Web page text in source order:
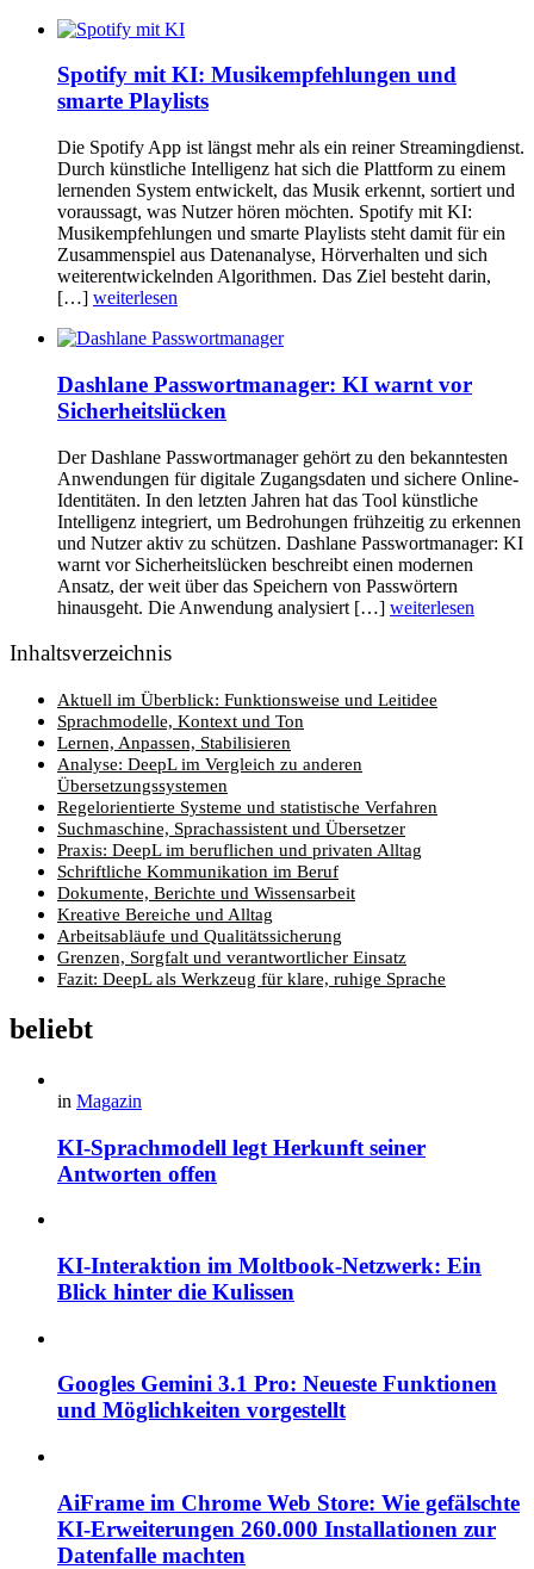
Spotify mit KI: Musikempfehlungen und
smarte Playlists
Die Spotify App ist längst mehr als ein reiner Streamingdienst.
Durch künstliche Intelligenz hat sich die Plattform zu einem
lernenden System entwickelt, das Musik erkennt, sortiert und
voraussagt, was Nutzer hören möchten. Spotify mit KI:
Musikempfehlungen und smarte Playlists steht damit für ein
Zusammenspiel aus Datenanalyse, Hörverhalten und sich
weiterentwickelnden Algorithmen. Das Ziel besteht darin,
[…] weiterlesen
Dashlane Passwortmanager: KI warnt vor
Sicherheitslücken
Der Dashlane Passwortmanager gehört zu den bekanntesten
Anwendungen für digitale Zugangsdaten und sichere Online-
Identitäten. In den letzten Jahren hat das Tool künstliche
Intelligenz integriert, um Bedrohungen frühzeitig zu erkennen
und Nutzer aktiv zu schützen. Dashlane Passwortmanager: KI
warnt vor Sicherheitslücken beschreibt einen modernen
Ansatz, der weit über das Speichern von Passwörtern
hinausgeht. Die Anwendung analysiert […] weiterlesen
Inhaltsverzeichnis
Aktuell im Überblick: Funktionsweise und Leitidee
Sprachmodelle, Kontext und Ton
Lernen, Anpassen, Stabilisieren
Analyse: DeepL im Vergleich zu anderen
Übersetzungssystemen
Regelorientierte Systeme und statistische Verfahren
Suchmaschine, Sprachassistent und Übersetzer
Praxis: DeepL im beruflichen und privaten Alltag
Schriftliche Kommunikation im Beruf
Dokumente, Berichte und Wissensarbeit
Kreative Bereiche und Alltag
Arbeitsabläufe und Qualitätssicherung
Grenzen, Sorgfalt und verantwortlicher Einsatz
Fazit: DeepL als Werkzeug für klare, ruhige Sprache
beliebt
in Magazin
KI-Sprachmodell legt Herkunft seiner
Antworten offen
KI-Interaktion im Moltbook-Netzwerk: Ein
Blick hinter die Kulissen
Googles Gemini 3.1 Pro: Neueste Funktionen
und Möglichkeiten vorgestellt
AiFrame im Chrome Web Store: Wie gefälschte
KI-Erweiterungen 260.000 Installationen zur
Datenfalle machten